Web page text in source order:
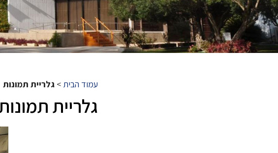
עמוד הבית > גלריית תמונות
גלריית